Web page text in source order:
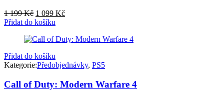
1 199Kč Původní
cena
1
1 099 KčAktuální
1
Přidat do košíku
Přidat do košíku
Kategorie:Předobjednávky, PS5
Call of Duty: Modern Warfare 4